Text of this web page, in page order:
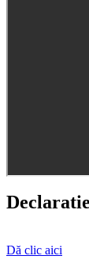
Dă clic aici